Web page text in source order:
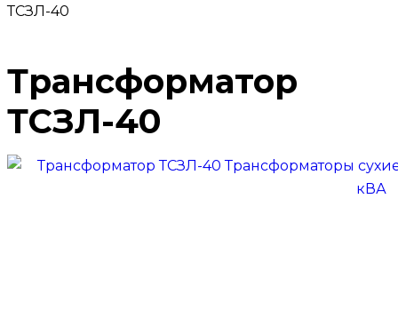
ТСЗЛ-40
Трансформатор
ТСЗЛ-40